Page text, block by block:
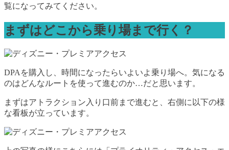
覧になってみてください。
まずはどこから乗り場まで行く？
DPAを購入し、時間になったらいよいよ乗り場へ。気になる
のはどんなルートを使って進むのか…だと思います。
まずはアトラクション入り口前まで進むと、右側に以下の様
な看板が立っています。